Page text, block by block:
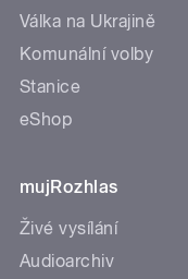
Válka na Ukrajině
Komunální volby
Stanice
eShop
mujRozhlas
Živé vysílání
Audioarchiv